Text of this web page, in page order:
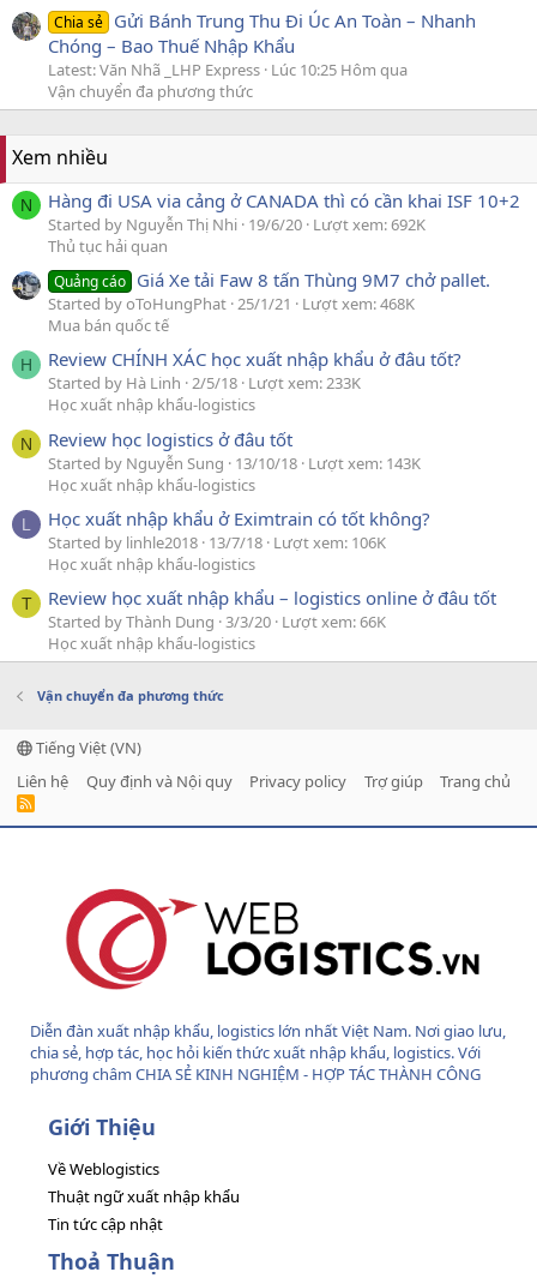
Chia sẻ Gửi Bánh Trung Thu Đi Úc An Toàn – Nhanh
Chóng – Bao Thuế Nhập Khẩu
Latest: Văn Nhã _LHP Express Lúc 10:25 Hôm qua
Vận chuyển đa phương thức
Xem nhiều
N Hàng đi USA via cảng ở CANADA thì có cần khai ISF 10+2
Started by Nguyễn Thị Nhi 19/6/20 Lượt xem: 692K
Thủ tục hải quan
Quảng cáo Giá Xe tải Faw 8 tấn Thùng 9M7 chở pallet.
Started by oToHungPhat 25/1/21
Lượt xem: 468K
Mua bán quốc tế
H Review CHÍNH XÁC học xuất nhập khẩu ở đâu tốt?
Started by Hà Linh 2/5/18 Lượt xem: 233K
Học xuất nhập khẩu-logistics
N Review học logistics ở đâu tốt
Started by Nguyễn Sung 13/10/18 Lượt xem: 143K
Học xuất nhập khẩu-logistics
L Học xuất nhập khẩu ở Eximtrain có tốt không?
Started by linhle2018 13/7/18 Lượt xem: 106K
Học xuất nhập khẩu-logistics
T Review học xuất nhập khẩu – logistics online ở đâu tốt
Started by Thành Dung 3/3/20 Lượt xem: 66K
Học xuất nhập khẩu-logistics
Vận chuyển đa phương thức
Tiếng Việt (VN)
Liên hệ
Quy định và Nội quy Privacy policy Trợ giúp Trang chủ
R
Diễn đàn xuất nhập khẩu, logistics lớn nhất Việt Nam. Nơi giao lưu,
chia sẻ, hợp tác, học hỏi kiến thức xuất nhập khẩu, logistics. Với
phương châm CHIA SẺ KINH NGHIỆM - HỢP TÁC THÀNH CÔNG
Giới Thiệu
Về Weblogistics
Thuật ngữ xuất nhập khẩu
Tin tức cập nhật
Thoả Thuận